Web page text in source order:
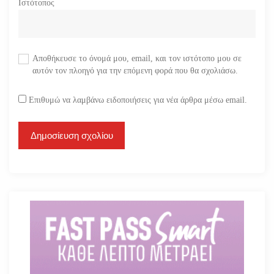
Ιστότοπος
Αποθήκευσε το όνομά μου, email, και τον ιστότοπο μου σε
αυτόν τον πλοηγό για την επόμενη φορά που θα σχολιάσω.
Επιθυμώ να λαμβάνω ειδοποιήσεις για νέα άρθρα μέσω email.